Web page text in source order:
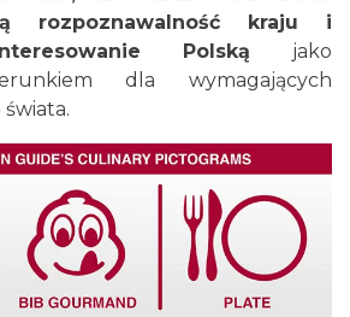
rozpoznawalność kraju i
Polską jako
dla wymagających